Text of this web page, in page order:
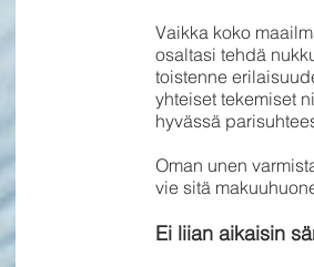
Vaikka koko
osaltasi tehdä
toistenne
yhteiset tekemiset
hyvässä
Oman unen
vie sitä
Ei liian aikaisin